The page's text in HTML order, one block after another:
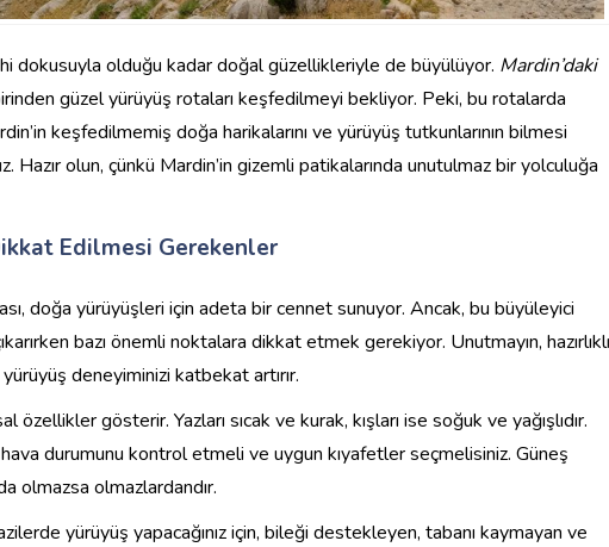
dokusuyla olduğu kadar doğal güzellikleriyle de büyülüyor. Mardin’daki
güzel yürüyüş rotaları keşfedilmeyi bekliyor. Peki, bu rotalarda
keşfedilmemiş doğa harikalarını ve yürüyüş tutkunlarının bilmesi
Hazır olun, çünkü Mardin’in gizemli patikalarında unutulmaz bir yolculuğa
Edilmesi Gerekenler
doğa yürüyüşleri için adeta bir cennet sunuyor. Ancak, bu büyüleyici
bazı önemli noktalara dikkat etmek gerekiyor. Unutmayın, hazırlıklı
deneyiminizi katbekat artırır.
özellikler gösterir. Yazları sıcak ve kurak, kışları ise soğuk ve yağışlıdır.
durumunu kontrol etmeli ve uygun kıyafetler seçmelisiniz. Güneş
olmazsa olmazlardandır.
yürüyüş yapacağınız için, bileği destekleyen, tabanı kaymayan ve